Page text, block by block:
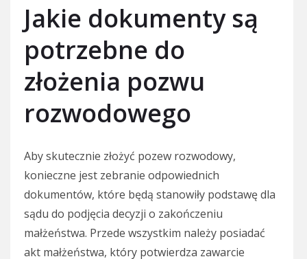
Jakie dokumenty są
potrzebne do
złożenia pozwu
rozwodowego
Aby skutecznie złożyć pozew rozwodowy,
konieczne jest zebranie odpowiednich
dokumentów, które będą stanowiły podstawę dla
sądu do podjęcia decyzji o zakończeniu
małżeństwa. Przede wszystkim należy posiadać
akt małżeństwa, który potwierdza zawarcie